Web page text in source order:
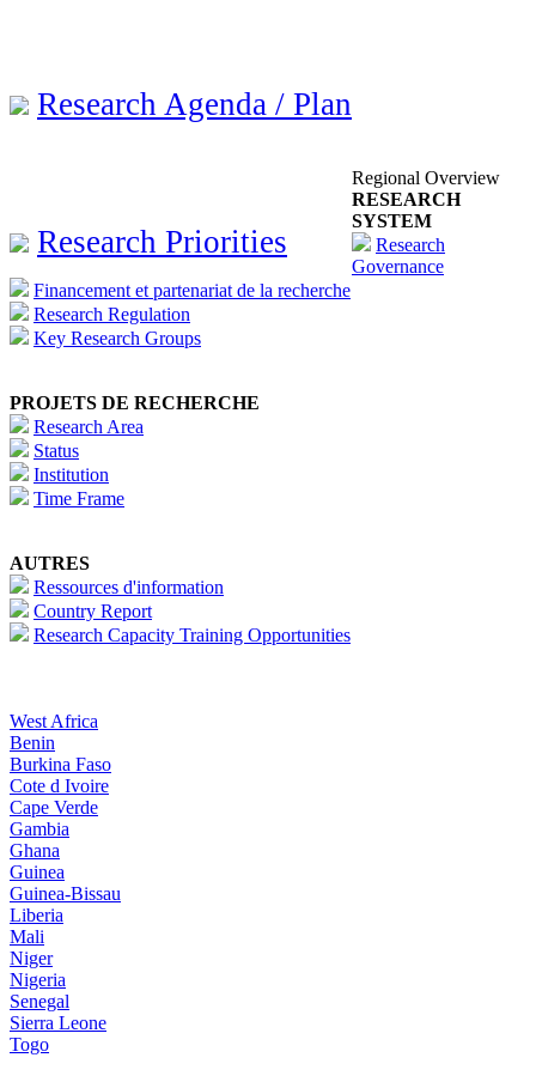
Research Agenda / Plan
Research Priorities
Regional Overview
RESEARCH
SYSTEM
Research
Governance
Financement et partenariat de la recherche
Research Regulation
Key Research Groups
PROJETS DE RECHERCHE
Research Area
Status
Institution
Time Frame
AUTRES
Ressources d'information
Country Report
Research Capacity Training Opportunities
West Africa
Benin
Burkina Faso
Cote d Ivoire
Cape Verde
Gambia
Ghana
Guinea
Guinea-Bissau
Liberia
Mali
Niger
Nigeria
Senegal
Sierra Leone
Togo